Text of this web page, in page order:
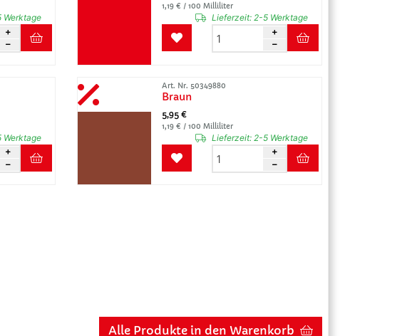
Werktage
1,19 € / 100 Milliliter
Lieferzeit: 2-5 Werktage
Werktage
Art. Nr. 50349880
Braun
5,95 €
1,19 € / 100 Milliliter
Lieferzeit: 2-5 Werktage
Alle Produkte in den Warenkorb